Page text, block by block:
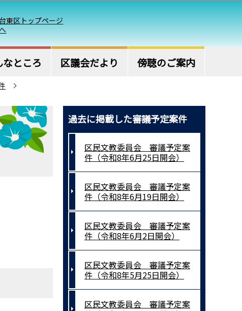
東区トップページ
ところ 区議会だより 傍聴のご案内
過去に掲載した審議予定案件
区民文教委員会 審議予定案
件（令和8年6月25日開会）
区民文教委員会 審議予定案
件（令和8年6月19日開会）
区民文教委員会 審議予定案
件（令和8年6月2日開会）
区民文教委員会 審議予定案
件（令和8年5月25日開会）
区民文教委員会 審議予定案